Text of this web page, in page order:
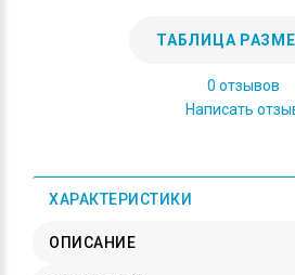
ТАБЛИЦА
0 отзывов
Написать
ХАРАКТЕРИСТИКИ
ОПИСАНИЕ